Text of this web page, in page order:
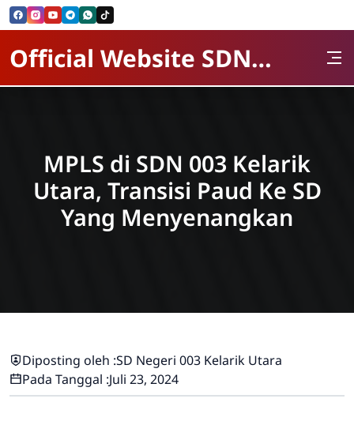
Skip to Content
Official Website SDN 003 kelarik Utara
MPLS di SDN 003 Kelarik
Utara, Transisi Paud Ke SD
Yang Menyenangkan
Diposting oleh :SD Negeri 003 Kelarik Utara
Pada Tanggal :Juli 23, 2024